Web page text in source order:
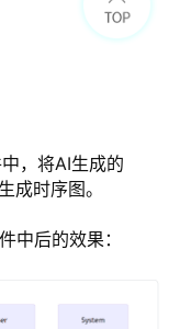
，将AI生成的
成时序图。
中后的效果：